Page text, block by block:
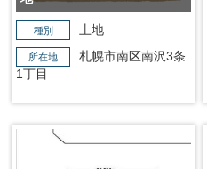
種別 土地
所在地
札幌市南区南沢3条
1丁目